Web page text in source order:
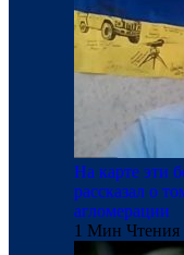
На карте эти
рассказал о
агломерации
1 Мин Чтения